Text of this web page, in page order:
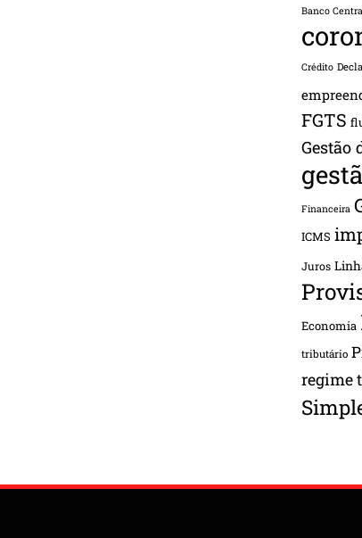
Banco
Crédito
FGTS
Gestão
Financeira
ICMS
Juros
Economia
tributário
regime